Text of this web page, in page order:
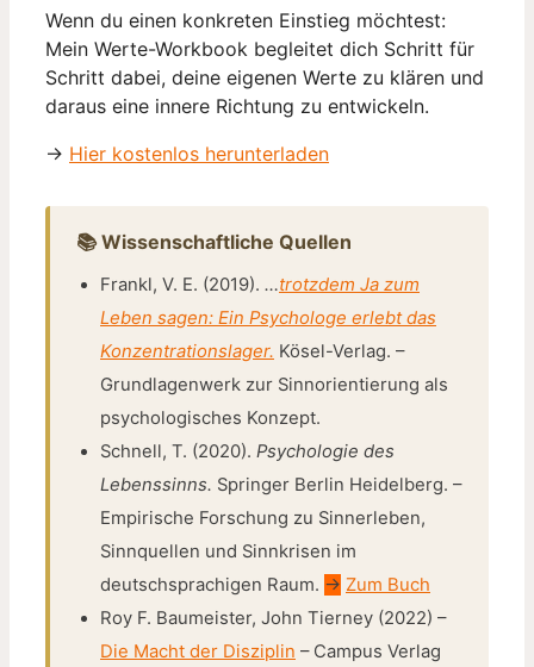
Wenn du einen konkreten Einstieg möchtest:
Mein Werte-Workbook begleitet dich Schritt für
Schritt dabei, deine eigenen Werte zu klären und
daraus eine innere Richtung zu entwickeln.
→ Hier kostenlos herunterladen
📚 Wissenschaftliche Quellen
Frankl, V. E. (2019). …trotzdem Ja zum
Leben sagen: Ein Psychologe erlebt das
Konzentrationslager. Kösel-Verlag. –
Grundlagenwerk zur Sinnorientierung als
psychologisches Konzept.
Schnell, T. (2020). Psychologie des
Lebenssinns. Springer Berlin Heidelberg. –
Empirische Forschung zu Sinnerleben,
Sinnquellen und Sinnkrisen im
deutschsprachigen Raum. -> Zum Buch
Roy F. Baumeister, John Tierney (2022) –
Die Macht der Disziplin – Campus Verlag